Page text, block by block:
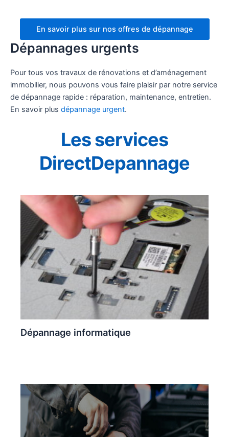
En savoir plus sur nos offres de dépannage
Dépannages urgents
Pour tous vos travaux de rénovations et d’aménagement
immobilier, nous pouvons vous faire plaisir par notre service
de dépannage rapide : réparation, maintenance, entretien.
En savoir plus dépannage urgent.
Les services
DirectDepannage
Dépannage informatique